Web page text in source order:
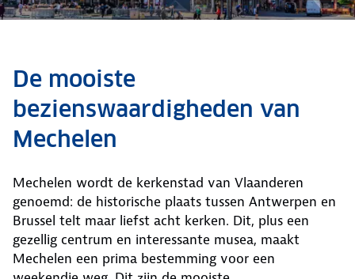
De mooiste
bezienswaardigheden van
Mechelen
Mechelen wordt de kerkenstad van Vlaanderen
genoemd: de historische plaats tussen Antwerpen en
Brussel telt maar liefst acht kerken. Dit, plus een
gezellig centrum en interessante musea, maakt
Mechelen een prima bestemming voor een